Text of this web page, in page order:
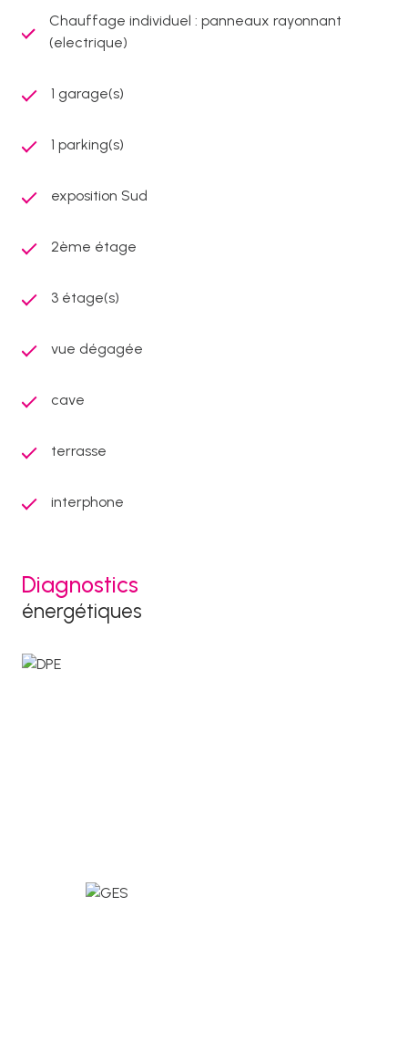
Chauffage individuel : panneaux rayonnant
(electrique)
1 garage(s)
1 parking(s)
exposition Sud
2ème étage
3 étage(s)
vue dégagée
cave
terrasse
interphone
Diagnostics
énergétiques